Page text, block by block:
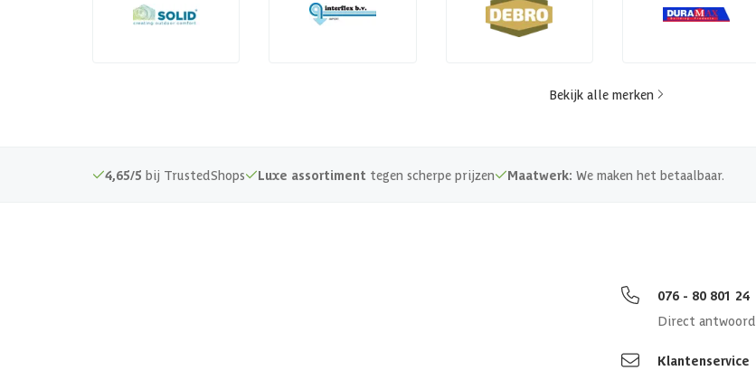
Bekijk alle merken
4,65/5 bij TrustedShops Luxe assortiment tegen scherpe prijzen Maatwerk: We maken het betaalbaar.
076 - 80 801 24
Direct antwoord
Klantenservice